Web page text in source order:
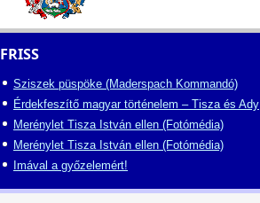
FRISS
Sziszek püspöke (Maderspach Kommandó)
Érdekfeszítő magyar történelem – Tisza és Ady
Merénylet Tisza István ellen (Fotómédia)
Merénylet Tisza István ellen (Fotómédia)
Imával a győzelemért!